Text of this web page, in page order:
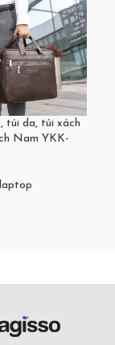
túi da, túi xách
Nam YKK-